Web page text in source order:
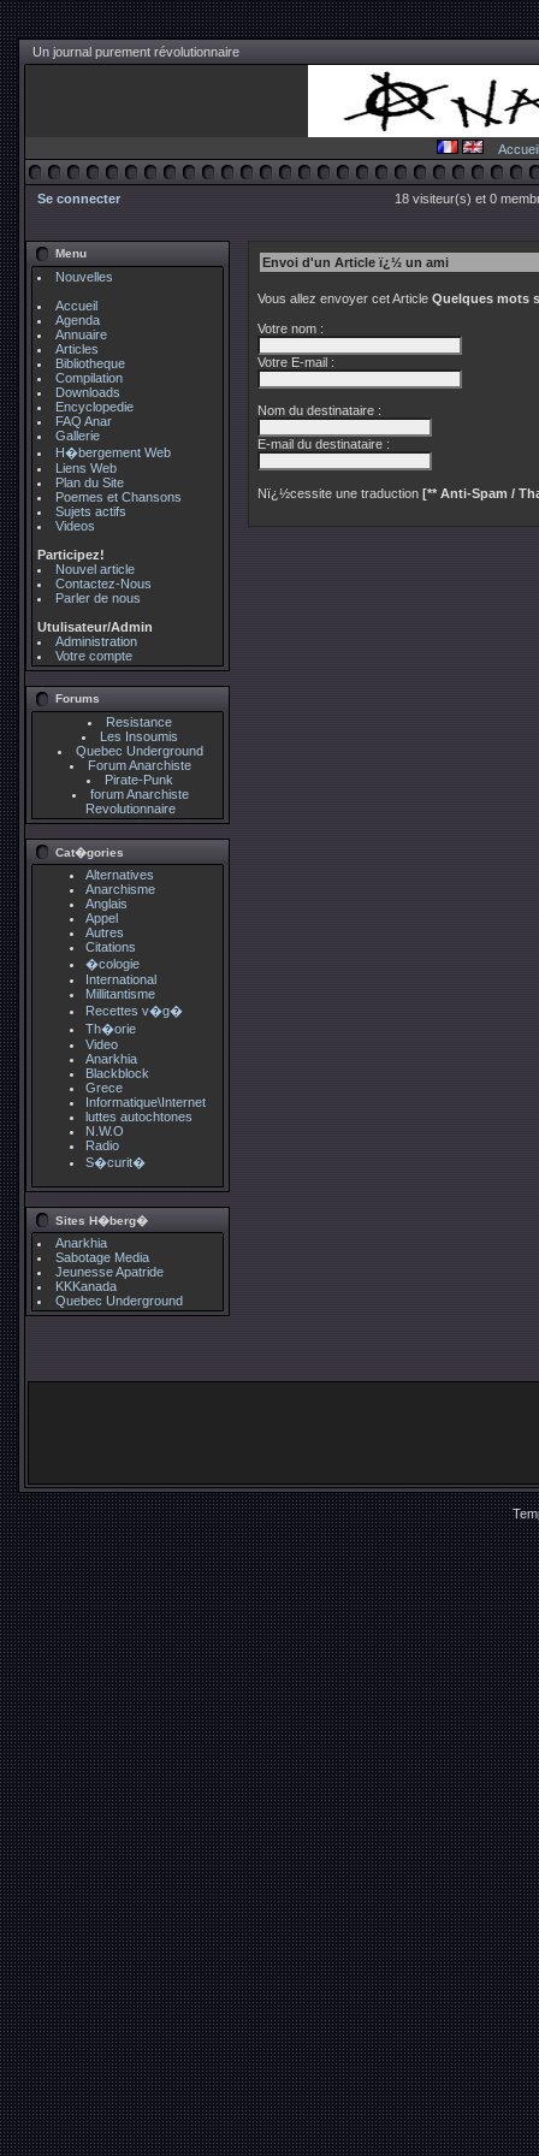
Un journal purement révolutionnaire
Accueil
Se connecter 18 visiteur(s) et 0
Menu
Nouvelles
Accueil
Agenda
Annuaire
Articles
Bibliotheque
Compilation
Downloads
Encyclopedie
FAQ Anar
Gallerie
H�bergement Web
Liens Web
Plan du Site
Poemes et Chansons
Sujets actifs
Videos
Participez!
Nouvel article
Contactez-Nous
Parler de nous
Utulisateur/Admin
Administration
Votre compte
Forums
Resistance
Les Insoumis
Quebec Underground
Forum Anarchiste
Pirate-Punk
forum Anarchiste
Revolutionnaire
Cat�gories
Alternatives
Anarchisme
Anglais
Appel
Autres
Citations
�cologie
International
Millitantisme
Recettes v�g�
Th�orie
Video
Anarkhia
Blackblock
Grece
Informatique\Internet
luttes autochtones
N.W.O
Radio
S�curit�
Sites H�berg�
Anarkhia
Sabotage Media
Jeunesse Apatride
KKKanada
Quebec Underground
Envoi d'un Article ï¿½ un ami
Vous allez envoyer cet Article Quelques mots
Votre nom :
Votre E-mail :
Nom du destinataire :
E-mail du destinataire :
Nï¿½cessite une traduction [** Anti-Spam /